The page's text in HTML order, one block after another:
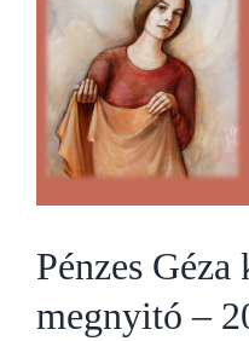
Image
Pénzes
megnyitó –